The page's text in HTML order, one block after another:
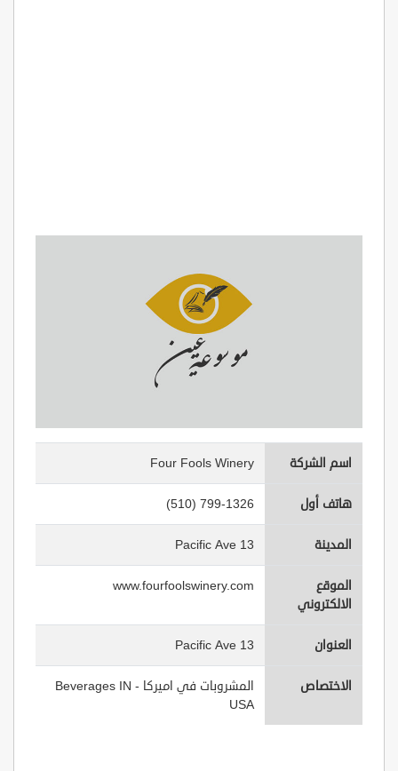
اسم الشركة Four Fools Winery
هاتف أول (510) 799-1326
المدينة 13 Pacific Ave
الموقع
الالكتروني
www.fourfoolswinery.com
العنوان 13 Pacific Ave
الاختصاص
المشروبات في اميركا - Beverages IN
USA